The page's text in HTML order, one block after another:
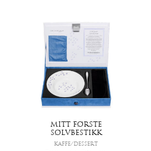
MITT FØRSTE
SØLVBESTIKK
KAFFE/DESSERT